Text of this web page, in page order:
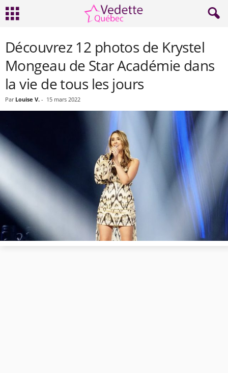
Découvrez 12 photos de Krystel
Mongeau de Star Académie dans
la vie de tous les jours
Par Louise V. - 15 mars 2022